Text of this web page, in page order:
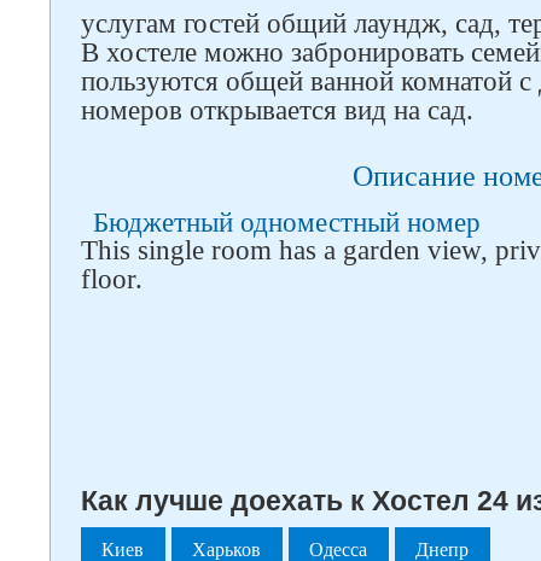
услугам гостей общий лаундж, сад,
В хостеле можно забронировать
пользуются общей ванной комнатой
номеров открывается вид на сад.
Описание
Бюджетный одноместный номер
This single room has a garden view,
floor.
Как лучше доехать к Хостел 24
Киев Харьков Одесса Днепр
Следите за нами в соцсетях